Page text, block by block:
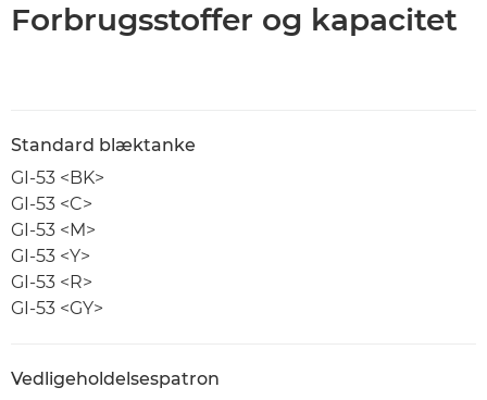
Forbrugsstoffer og kapacitet
Standard blæktanke
GI-53 <BK>
GI-53 <C>
GI-53 <M>
GI-53 <Y>
GI-53 <R>
GI-53 <GY>
Vedligeholdelsespatron